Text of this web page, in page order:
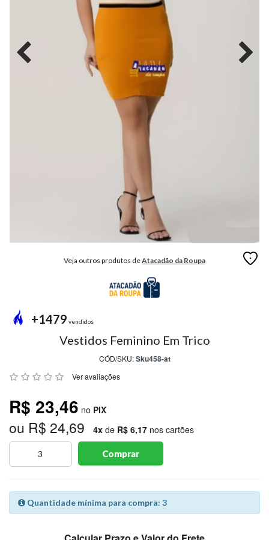
MODA
GRIFE
PREÇO
ÚNICO
PROMOÇÕES
MARCAS
(81)9
Veja outros produtos deAtacadão da Roupa
+1479 vendidos
Vestidos Feminino Em Trico
CÓD/SKU:Sku458-at
Ver avaliações
R$ 23,46 no PIX
ou R$ 24,69 4x de R$ 6,17 nos cartões
Comprar
Quantidade mínima para compra: 3